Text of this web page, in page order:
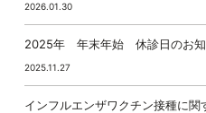
2026.01.30
2025年 年末年始 休診日のお
2025.11.27
インフルエンザワクチン接種に関